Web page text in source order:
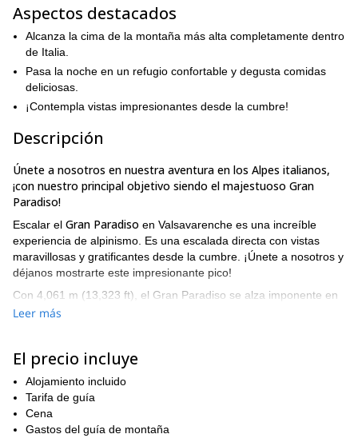
Aspectos destacados
Alcanza la cima de la montaña más alta completamente dentro
de Italia.
Pasa la noche en un refugio confortable y degusta comidas
deliciosas.
¡Contempla vistas impresionantes desde la cumbre!
Descripción
Únete a nosotros en nuestra aventura en los Alpes italianos,
¡con nuestro principal objetivo siendo el majestuoso Gran
Paradiso!
Escalar el Gran Paradiso en Valsavarenche es una increíble
experiencia de alpinismo. Es una escalada directa con vistas
maravillosas y gratificantes desde la cumbre. ¡Únete a nosotros y
déjanos mostrarte este impresionante pico!
Con 4,061 m (13,323 ft), el Gran Paradiso se alza imponente en
los Alpes, entre el Valle de Aosta y la región del Piamonte en
experiencia previa en alpinismo. En este programa, te
mostraremos el camino a la cima de este precioso pico, y
experimentarás todo su esplendor.
Durante el primer día del viaje, disfrutaremos de una caminata
fácil de 3 horas hasta elRefugio Chabod.
Leer más
El precio incluye
Alojamiento incluido
Tarifa de guía
Cena
Gastos del guía de montaña